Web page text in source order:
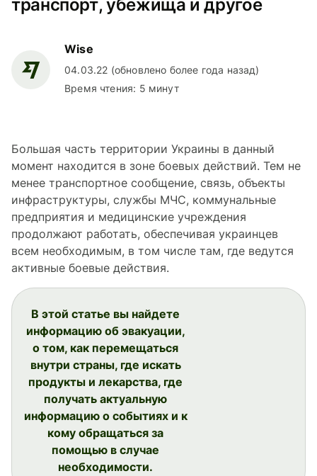
транспорт, убежища и другое
Wise
04.03.22 (обновлено более года назад)
Время чтения: 5 минут
Большая часть территории Украины в данный
момент находится в зоне боевых действий. Тем не
менее транспортное сообщение, связь, объекты
инфраструктуры, службы МЧС, коммунальные
предприятия и медицинские учреждения
продолжают работать, обеспечивая украинцев
всем необходимым, в том числе там, где ведутся
активные боевые действия.
В этой статье вы найдете
информацию об эвакуации,
о том, как перемещаться
внутри страны, где искать
продукты и лекарства, где
получать актуальную
информацию о событиях и к
кому обращаться за
помощью в случае
необходимости.